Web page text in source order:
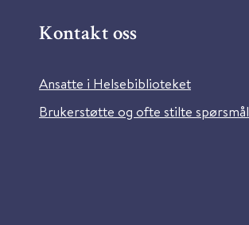
Kontakt oss
Ansatte i Helsebiblioteket
Brukerstøtte og ofte stilte spørsmål